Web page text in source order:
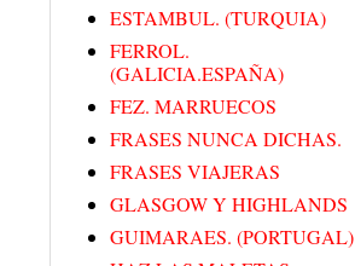
ESTAMBUL. (TURQUIA)
FERROL.
(GALICIA.ESPAÑA)
FEZ. MARRUECOS
FRASES NUNCA DICHAS.
FRASES VIAJERAS
GLASGOW Y HIGHLANDS
GUIMARAES. (PORTUGAL)